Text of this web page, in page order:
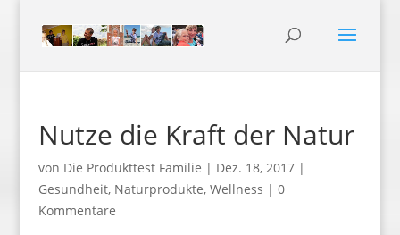
Nutze die Kraft der Natur
von Die Produkttest Familie | Dez. 18, 2017|
Gesundheit, Naturprodukte, Wellness | 0
Kommentare